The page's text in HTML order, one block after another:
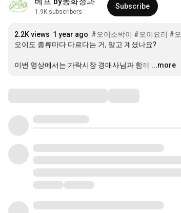
1.9K subscribers
Subscribe
2.2K views 1 year ago #오이소박이 #오이요리 #
오이도 종류마다 다르다는 거, 알고 계셨나요?
이번 영상에서는 가락시장 경매사님과 함께 …
...more